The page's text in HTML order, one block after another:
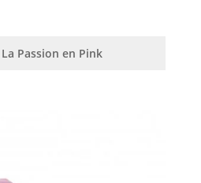
La Passion en Pink